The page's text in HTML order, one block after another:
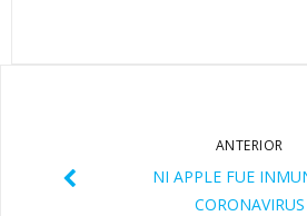
ANTERIOR
NI APPLE FUE
CORONAVIRUS